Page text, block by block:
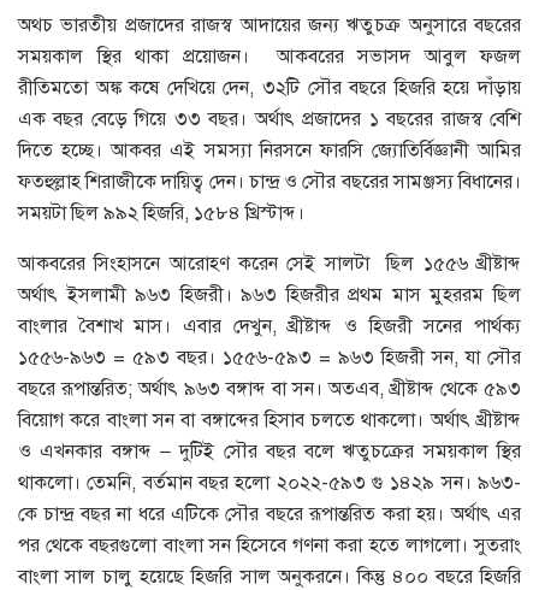
অথচ ভারতীয় প্রজাদের রাজস্ব আদায়ের জন্য ঋতুচক্র অনুসারে বছরের
সময়কাল স্থির থাকা প্রয়ােজন। আকবরের সভাসদ আবুল ফজল
রীতিমতাে অঙ্ক কষে দেখিয়ে দেন, ৩২টি সৌর বছরে হিজরি হয়ে দাঁড়ায়
এক বছর বেড়ে গিয়ে ৩৩ বছর। অর্থাৎ প্রজাদের ১ বছরের রাজস্ব বেশি
দিতে হচ্ছে। আকবর এই সমস্যা নিরসনে ফারসি জ্যোতির্বিজ্ঞানী আমির
ফতহুল্লাহ শিরাজীকে দায়িত্ব দেন। চান্দ্র ও সৌর বছরের সামঞ্জস্য বিধানের।
সময়টা ছিল ৯৯২ হিজরি, ১৫৮৪ খ্রিস্টাব্দ।
আকবরের সিংহাসনে আরােহণ করেন সেই সালটা ছিল ১৫৫৬ খ্রীষ্টাব্দ
অর্থাৎ ইসলামী ৯৬৩ হিজরী। ৯৬৩ হিজরীর প্রথম মাস মুহররম ছিল
বাংলার বৈশাখ মাস। এবার দেখুন, খ্রীষ্টাব্দ ও হিজরী সনের পার্থক্য
১৫৫৬-৯৬৩ = ৫৯৩ বছর। ১৫৫৬-৫৯৩ = ৯৬৩ হিজরী সন, যা সৌর
বছরে রূপান্তরিত; অর্থাৎ ৯৬৩ বঙ্গাব্দ বা সন। অতএব, খ্রীষ্টাব্দ থেকে ৫৯৩
বিয়ােগ করে বাংলা সন বা বঙ্গাব্দের হিসাব চলতে থাকলাে। অর্থাৎ খ্রীষ্টাব্দ
ও এখনকার বঙ্গাব্দ – দুটিই সৌর বছর বলে ঋতুচক্রের সময়কাল স্থির
থাকলাে। তেমনি, বর্তমান বছর হলাে ২০২২-৫৯৩ গু ১৪২৯ সন। ৯৬৩-
কে চান্দ্র বছর না ধরে এটিকে সৌর বছরে রূপান্তরিত করা হয়। অর্থাৎ এর
পর থেকে বছরগুলাে বাংলা সন হিসেবে গণনা করা হতে লাগলাে। সুতরাং
বাংলা সাল চালু হয়েছে হিজরি সাল অনুকরনে। কিন্তু ৪০০ বছরে হিজরি